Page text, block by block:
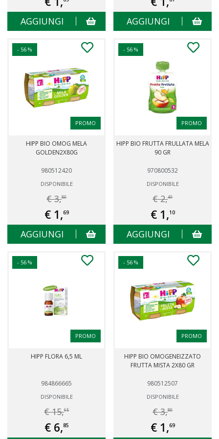
AGGIUNGI AGGIUNGI
- 56 %
PROMO
HIPP BIO OMOG MELA
GOLDEN2X80G
980512420
DISPONIBILE
€ 3,80
€ 1,69
AGGIUNGI
- 56 %
PROMO
HIPP BIO FRUTTA FRULLATA MELA
90 GR
970800532
DISPONIBILE
€ 2,49
€ 1,10
AGGIUNGI
- 56 %
PROMO
HIPP FLORA 6,5 ML
984866665
DISPONIBILE
€ 15,65
€ 6,85
- 56 %
PROMO
HIPP BIO OMOGENEIZZATO
FRUTTA MISTA 2X80 GR
980512507
DISPONIBILE
€ 3,80
€ 1,69